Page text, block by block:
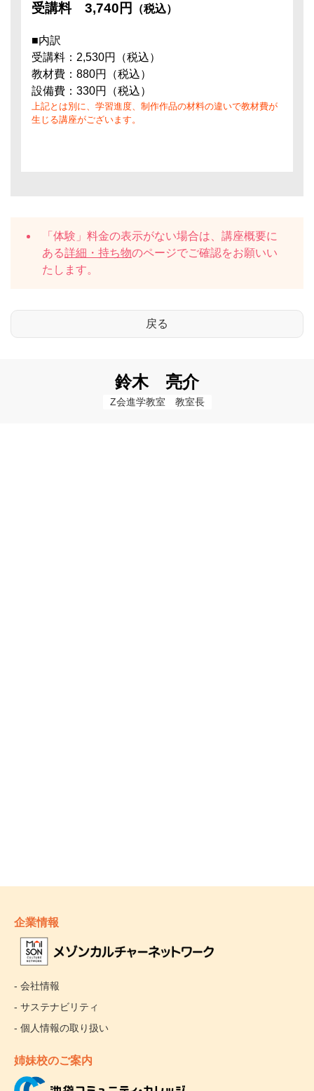
受講料 3,740円 （税込）
■内訳
受講料：2,530円（税込）
教材費：880円（税込）
設備費：330円（税込）
上記とは別に、学習進度、制作作品の材料の違いで教材費が
生じる講座がございます。
「体験」料金の表示がない場合は、講座概要に
ある詳細・持ち物のページでご確認をお願いい
たします。
鈴木 亮介
Z会進学教室　教室長
企業情報
- 会社情報
- サステナビリティ
- 個人情報の取り扱い
姉妹校のご案内